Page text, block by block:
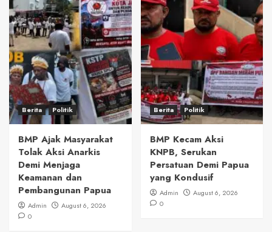
Berita Politik
BMP Ajak Masyarakat
Tolak Aksi Anarkis
Demi Menjaga
Keamanan dan
Pembangunan Papua
Admin
August 6, 2026
0
Berita Politik
BMP Kecam Aksi
KNPB, Serukan
Persatuan Demi Papua
yang Kondusif
Admin
August 6, 2026
0